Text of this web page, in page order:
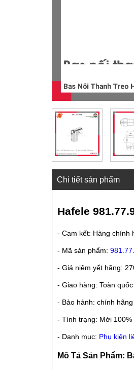
Chi tiết sản phẩm
Hafele
- Cam kết: Hàng chính
- Mã sản phẩm:
- Giá niêm yết hãng:
- Giao hàng: Toàn quốc
- Bảo hành: chính hãng
- Tình trạng: Mới 100%
- Danh mục: Phụ kiện
Mô Tả Sản Phẩm: